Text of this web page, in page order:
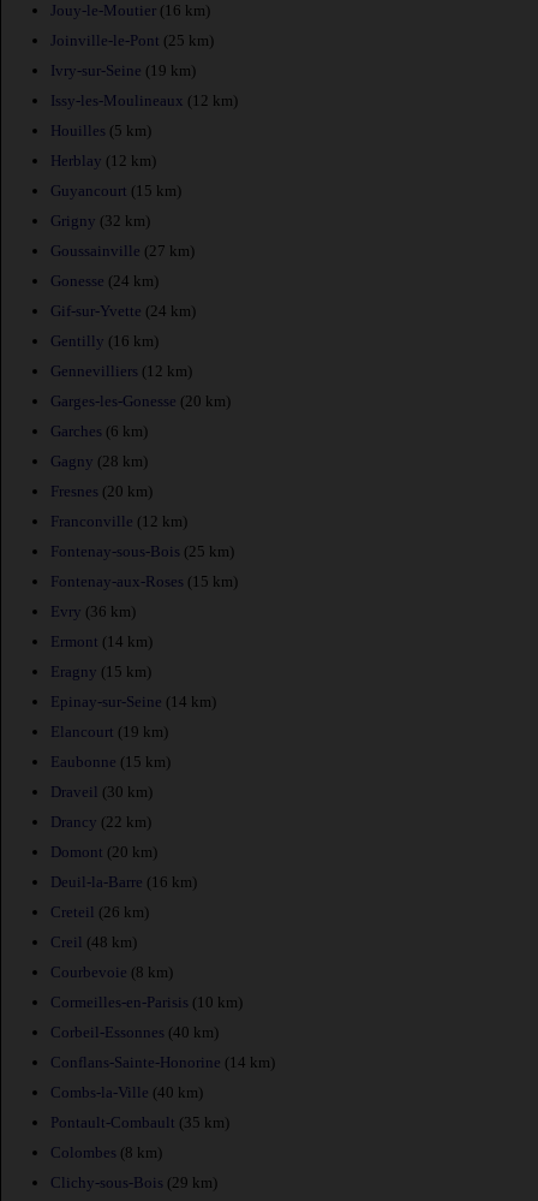
Jouy-le-Moutier (16 km)
Joinville-le-Pont (25 km)
Ivry-sur-Seine (19 km)
Issy-les-Moulineaux (12 km)
Houilles (5 km)
Herblay (12 km)
Guyancourt (15 km)
Grigny (32 km)
Goussainville (27 km)
Gonesse (24 km)
Gif-sur-Yvette (24 km)
Gentilly (16 km)
Gennevilliers (12 km)
Garges-les-Gonesse (20 km)
Garches (6 km)
Gagny (28 km)
Fresnes (20 km)
Franconville (12 km)
Fontenay-sous-Bois (25 km)
Fontenay-aux-Roses (15 km)
Evry (36 km)
Ermont (14 km)
Eragny (15 km)
Epinay-sur-Seine (14 km)
Elancourt (19 km)
Eaubonne (15 km)
Draveil (30 km)
Drancy (22 km)
Domont (20 km)
Deuil-la-Barre (16 km)
Creteil (26 km)
Creil (48 km)
Courbevoie (8 km)
Cormeilles-en-Parisis (10 km)
Corbeil-Essonnes (40 km)
Conflans-Sainte-Honorine (14 km)
Combs-la-Ville (40 km)
Pontault-Combault (35 km)
Colombes (8 km)
Clichy-sous-Bois (29 km)